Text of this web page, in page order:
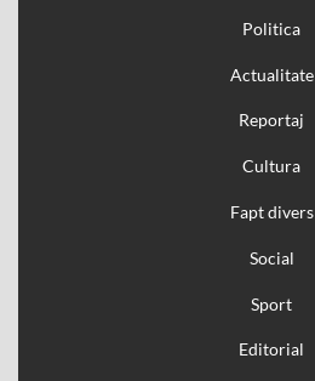
Politica
Actualitate
Reportaj
Cultura
Fapt divers
Social
Sport
Editorial